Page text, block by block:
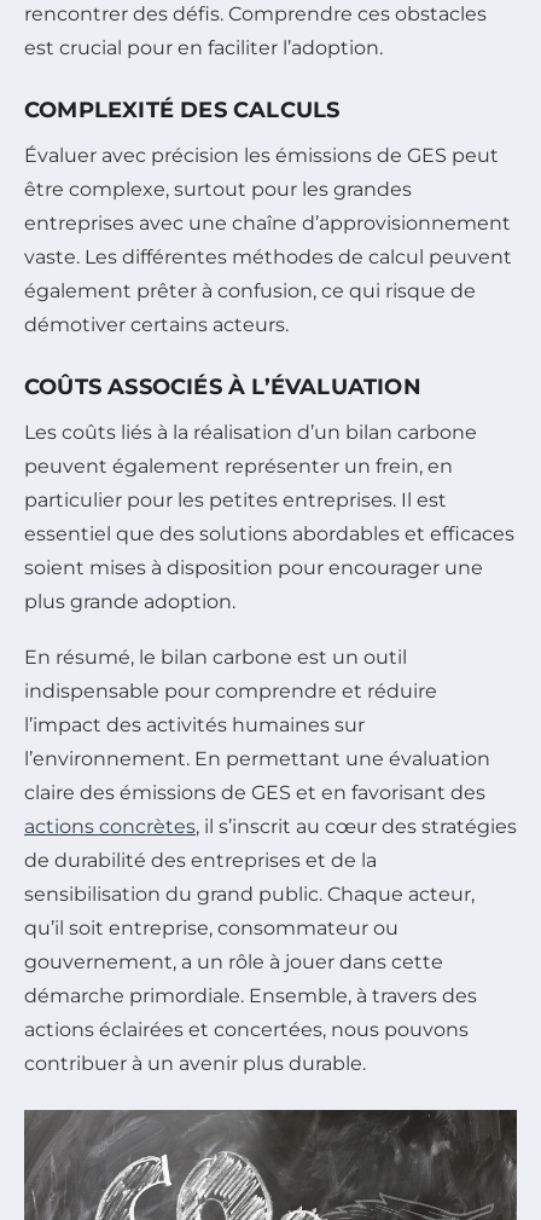
rencontrer des défis. Comprendre ces obstacles
est crucial pour en faciliter l’adoption.
COMPLEXITÉ DES CALCULS
Évaluer avec précision les émissions de GES peut
être complexe, surtout pour les grandes
entreprises avec une chaîne d’approvisionnement
vaste. Les différentes méthodes de calcul peuvent
également prêter à confusion, ce qui risque de
démotiver certains acteurs.
COÛTS ASSOCIÉS À L’ÉVALUATION
Les coûts liés à la réalisation d’un bilan carbone
peuvent également représenter un frein, en
particulier pour les petites entreprises. Il est
essentiel que des solutions abordables et efficaces
soient mises à disposition pour encourager une
plus grande adoption.
En résumé, le bilan carbone est un outil
indispensable pour comprendre et réduire
l’impact des activités humaines sur
l’environnement. En permettant une évaluation
claire des émissions de GES et en favorisant des
actions concrètes, il s’inscrit au cœur des stratégies
de durabilité des entreprises et de la
sensibilisation du grand public. Chaque acteur,
qu’il soit entreprise, consommateur ou
gouvernement, a un rôle à jouer dans cette
démarche primordiale. Ensemble, à travers des
actions éclairées et concertées, nous pouvons
contribuer à un avenir plus durable.